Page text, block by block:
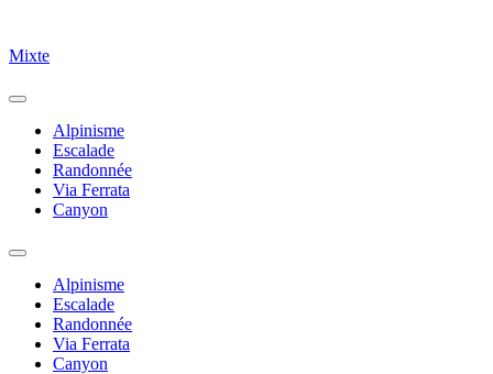
Mixte
Alpinisme
Escalade
Randonnée
Via Ferrata
Canyon
Alpinisme
Escalade
Randonnée
Via Ferrata
Canyon